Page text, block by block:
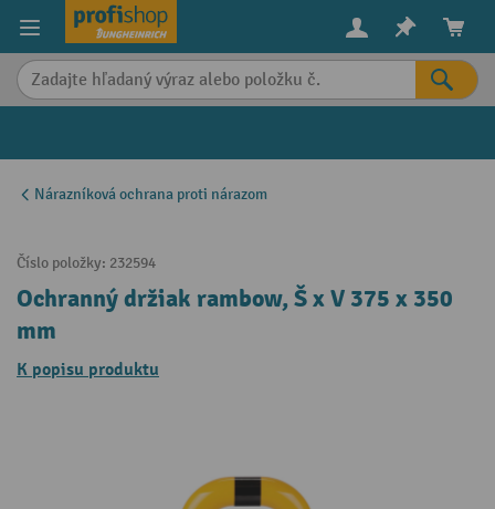
content
Nárazníková ochrana proti nárazom
Číslo položky: 232594
Ochranný držiak rambow, Š x V 375 x 350
mm
K popisu produktu